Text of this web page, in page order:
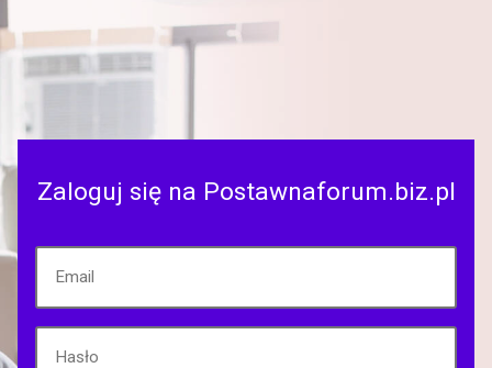
Zaloguj się na Postawnaforum.biz.pl